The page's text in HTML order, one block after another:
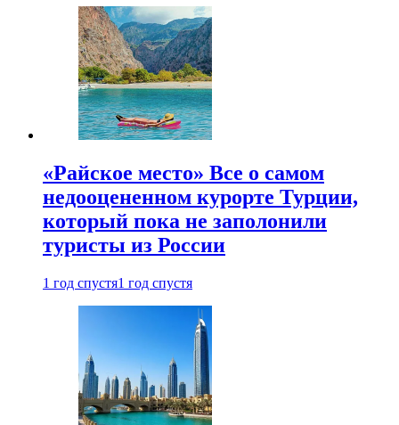
«Райское место» Все о самом
недооцененном курорте Турции,
который пока не заполонили
туристы из России
1 год спустя1 год спустя